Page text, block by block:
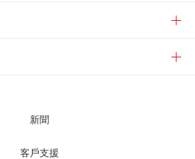
新聞
客戶支援